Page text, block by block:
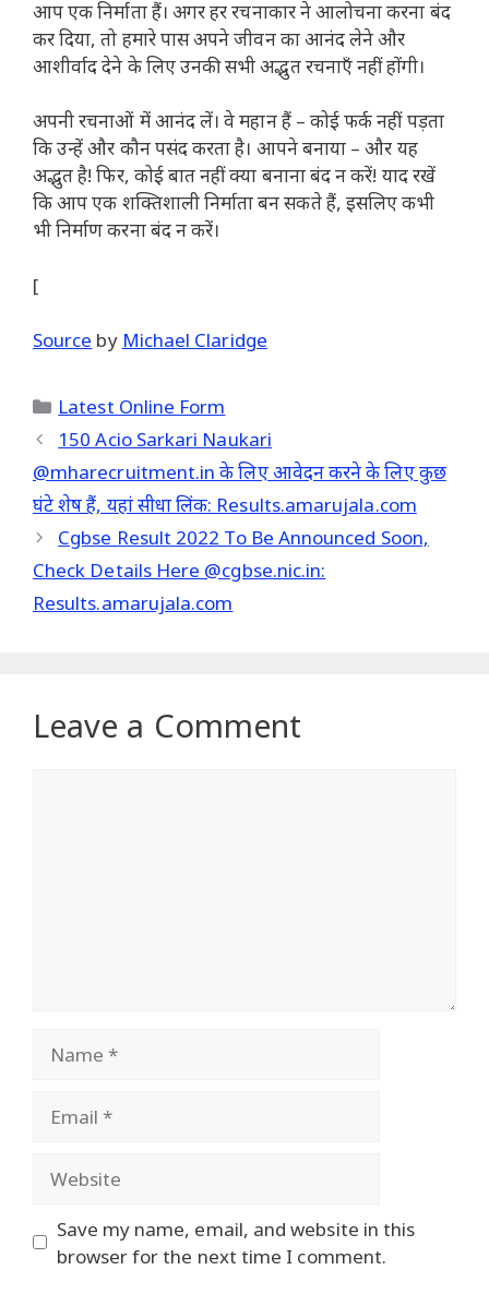
आप एक निर्माता हैं। अगर हर रचनाकार ने आलोचना करना बंद
कर दिया, तो हमारे पास अपने जीवन का आनंद लेने और
आशीर्वाद देने के लिए उनकी सभी अद्भुत रचनाएँ नहीं होंगी।
अपनी रचनाओं में आनंद लें। वे महान हैं – कोई फर्क नहीं पड़ता
कि उन्हें और कौन पसंद करता है। आपने बनाया – और यह
अद्भुत है! फिर, कोई बात नहीं क्या बनाना बंद न करें! याद रखें
कि आप एक शक्तिशाली निर्माता बन सकते हैं, इसलिए कभी
भी निर्माण करना बंद न करें।
[
Source by Michael Claridge
Categories
Latest Online Form
150 Acio Sarkari Naukari
@mharecruitment.in के लिए आवेदन करने के लिए कुछ
घंटे शेष हैं, यहां सीधा लिंक: Results.amarujala.com
Cgbse Result 2022 To Be Announced Soon,
Check Details Here @cgbse.nic.in:
Results.amarujala.com
Leave a Comment
Save my name, email, and website in this
browser for the next time I comment.